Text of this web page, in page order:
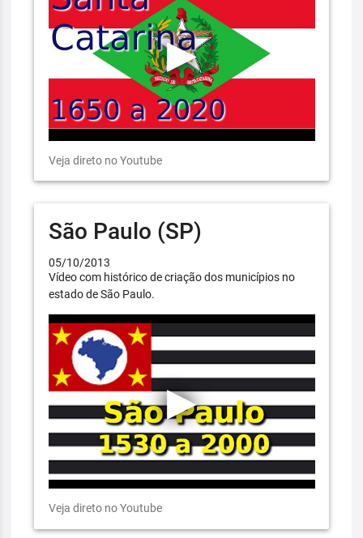
Veja direto no Youtube
São Paulo (SP)
05/10/2013
Vídeo com histórico de criação dos municípios no
estado de São Paulo.
Veja direto no Youtube